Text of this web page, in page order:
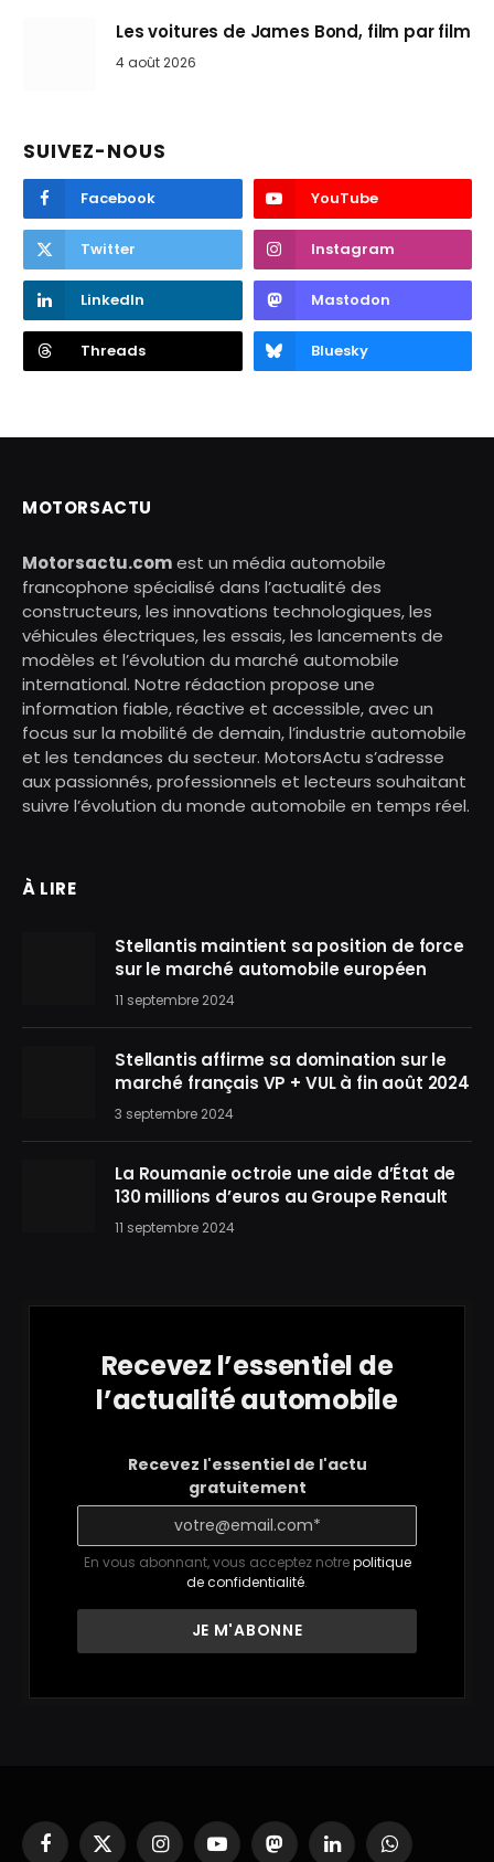
Les voitures de James Bond, film par film
4 août 2026
SUIVEZ-NOUS
Facebook YouTube
Twitter Instagram
LinkedIn Mastodon
Threads Bluesky
MOTORSACTU
Motorsactu.comest un média automobile
francophone spécialisé dans l’actualité des
constructeurs, les innovations technologiques, les
véhicules électriques, les essais, les lancements de
modèles et l’évolution du marché automobile
international. Notre rédaction propose une
information fiable, réactive et accessible, avec un
focus sur la mobilité de demain, l’industrie automobile
et les tendances du secteur. MotorsActu s’adresse
aux passionnés, professionnels et lecteurs souhaitant
suivre l’évolution du monde automobile en temps réel.
À LIRE
Stellantis maintient sa position de force
sur le marché automobile européen
11 septembre 2024
Stellantis affirme sa domination sur le
marché français VP + VUL à fin août 2024
3 septembre 2024
La Roumanie octroie une aide d’État de
130 millions d’euros au Groupe Renault
11 septembre 2024
Recevez l’essentiel de
l’actualité automobile
Recevez l'essentiel de l'actu
gratuitement
En vous abonnant, vous acceptez notrepolitique
de confidentialité.
Facebook
X InstagramYouTubeMastodonLinkedInWhatsApp